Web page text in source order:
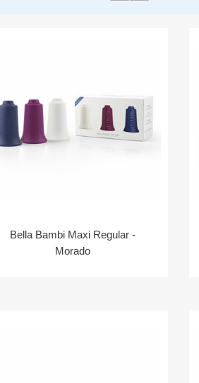
Bella Bambi Maxi Regular -
Morado